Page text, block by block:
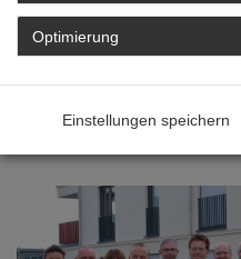
Demografie
Optimierung
Einstellungen speichern